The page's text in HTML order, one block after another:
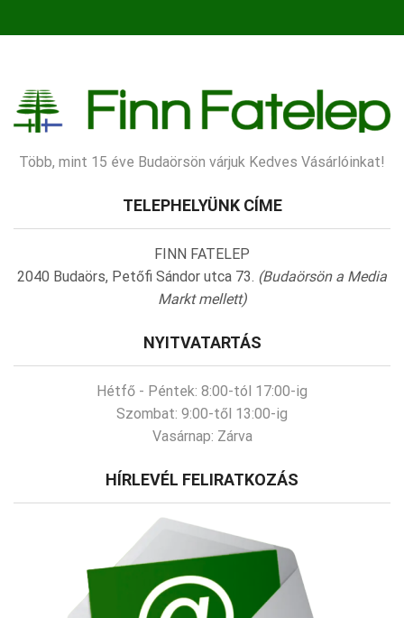
Több, mint 15 éve Budaörsön várjuk Kedves Vásárlóinkat!
TELEPHELYÜNK CÍME
FINN FATELEP
2040 Budaörs, Petőfi Sándor utca 73. (Budaörsön a Media
Markt mellett)
NYITVATARTÁS
Hétfő - Péntek: 8:00-tól 17:00-ig
Szombat: 9:00-től 13:00-ig
Vasárnap: Zárva
HÍRLEVÉL FELIRATKOZÁS